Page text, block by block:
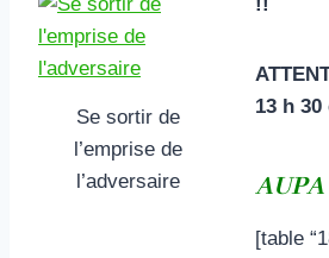
Se sortir de
l’emprise de
l’adversaire
13 h 30
A
[table